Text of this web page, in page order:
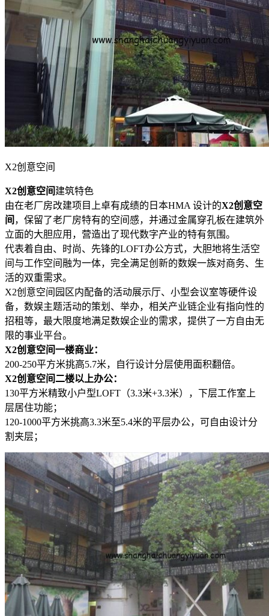
X2创意空间
X2创意空间 建筑特色
由在老厂房改建项目上卓有成绩的日本HMA 设计的X2创意空
间 ，保留了老厂房特有的空间感，并通过金属穿孔板在建筑外
立面的大胆应用，营造出了现代数字产业的特有氛围。
代表着自由、时尚、先锋的LOFT办公方式，大胆地将生活空
间与工作空间融为一体，完全满足创新的数娱一族对商务、生
活的双重需求。
X2创意空间园区内配备的活动展示厅、小型会议室等硬件设
备，数娱主题活动的策划、举办，相关产业链企业有指向性的
招租等，最大限度地满足数娱企业的需求，提供了一方自由无
限的事业平台。
X2创意空间一楼商业：
200-250平方米挑高5.7米，自行设计分层使用面积翻倍。
X2创意空间 二楼以上办公：
130平方米精致小户型LOFT（3.3米+3.3米），下层工作室上
层居住功能；
120-1000平方米挑高3.3米至5.4米的平层办公，可自由设计分
割夹层；